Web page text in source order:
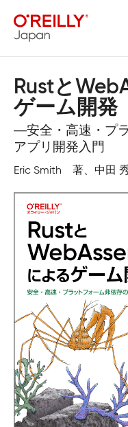
Rustと
ゲーム開発
―安全・高速・プ
アプリ開発入門
Eric Smith 著、中田